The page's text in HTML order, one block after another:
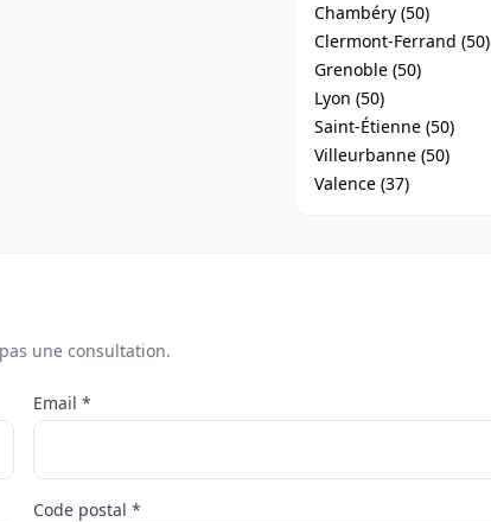
Chambéry (50)
Clermont-Ferrand (50)
Grenoble (50)
Lyon (50)
Saint-Étienne (50)
Villeurbanne (50)
Valence (37)
une consultation.
Email *
Code postal *